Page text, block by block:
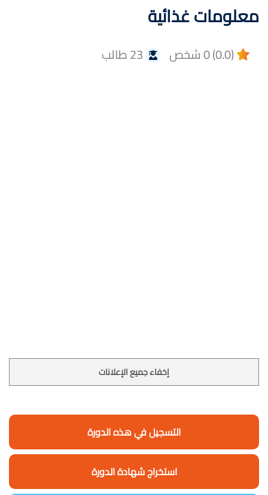
معلومات غذائية
(0.0) 0 شخص 23 طالب
إخفاء جميع الإعلانات
التسجيل في هذه الدورة
استخراج شهادة الدورة